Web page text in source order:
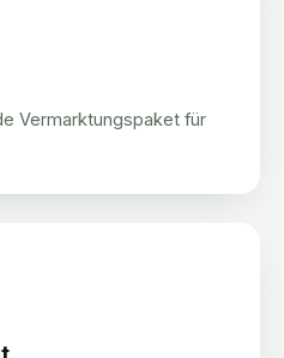
Vermarktungspaket für